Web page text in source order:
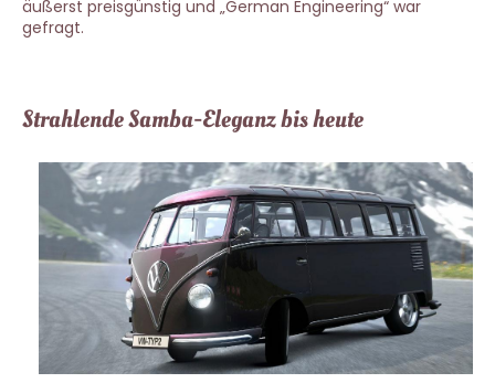
äußerst preisgünstig und „German Engineering“ war
gefragt.
Strahlende Samba-Eleganz bis heute